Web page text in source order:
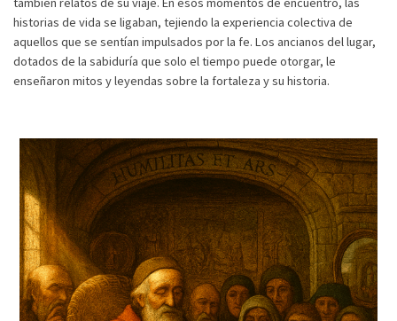
historias de vida se ligaban, tejiendo la experiencia colectiva de
aquellos que se sentían impulsados por la fe. Los ancianos del lugar,
dotados de la sabiduría que solo el tiempo puede otorgar, le
enseñaron mitos y leyendas sobre la fortaleza y su historia.